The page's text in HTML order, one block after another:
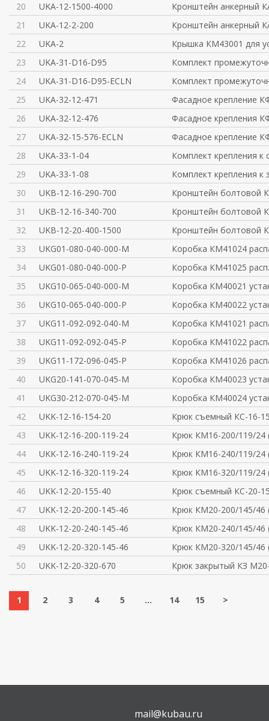
20
UKA-12-1500-4000
Кронштейн анкерный
21
UKA-12-2-200
Кронштейн анкерный
22
UKA-2
Крышка КМ43001 для
23
UKA-31-D16-D95
Комплект
24
UKA-31-D16-D95-ECLN
Комплект
25
UKA-32-12-471
Фасадное крепление
26
UKA-32-12-476
Фасадное крепления
27
UKA-32-15-576-ECLN
Фасадное крепление
28
UKA-33-1-04
Комплект крепления к
29
UKA-33-1-08
Комплект крепления к
30
UKB-12-16-290-700
Кронштейн болтовой
31
UKB-12-16-340-700
Кронштейн болтовой
32
UKB-12-20-400-1500
Кронштейн болтовой
33
UKG01-080-040-000-M
Коробка КМ41024
34
UKG01-080-040-000-P
Коробка КМ41025
35
UKG10-065-040-000-M
Коробка КМ40021
36
UKG10-065-040-000-P
Коробка КМ40022
37
UKG11-092-092-040-M
Коробка КМ41021
38
UKG11-092-092-045-P
Коробка КМ41022
39
UKG11-172-096-045-P
Коробка КМ41026
40
UKG20-141-070-045-M
Коробка КМ40023
41
UKG30-212-070-045-M
Коробка КМ40024
42
UKK-12-16-154-20
Крюк съемный КС-16-
43
UKK-12-16-200-119-24
Крюк КМ16-200/119/24
44
UKK-12-16-240-119-24
Крюк КМ16-240/119/24
45
UKK-12-16-320-119-24
Крюк КМ16-320/119/24
46
UKK-12-20-155-40
Крюк съемный КС-20-
47
UKK-12-20-200-145-46
Крюк КМ20-200/145/46
48
UKK-12-20-240-145-46
Крюк КМ20-240/145/46
49
UKK-12-20-320-145-46
Крюк КМ20-320/145/46
50
UKK-12-20-320-670 Крюк закрытый КЗ
1 2 3 4 5 ... 14 15 >
mail@kubau.ru